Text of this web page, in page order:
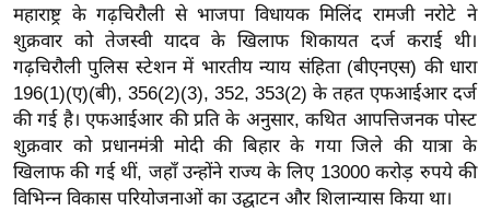
र्ल्ड
न्यू
ज
ब्री
फ
म
नो
महाराष्ट्र के गढ़चिरौली से भाजपा विधायक मिलिंद रामजी नरोटे ने
शुक्रवार को तेजस्वी यादव के खिलाफ शिकायत दर्ज कराई थी।
गढ़चिरौली पुलिस स्टेशन में भारतीय न्याय संहिता (बीएनएस) की धारा
196(1)(ए)(बी), 356(2)(3), 352, 353(2) के तहत एफआईआर दर्ज
की गई है। एफआईआर की प्रति के अनुसार, कथित आपत्तिजनक पोस्ट
शुक्रवार को प्रधानमंत्री मोदी की बिहार के गया जिले की यात्रा के
खिलाफ की गई थीं, जहाँ उन्होंने राज्य के लिए 13000 करोड़ रुपये की
विभिन्न विकास परियोजनाओं का उद्घाटन और शिलान्यास किया था।